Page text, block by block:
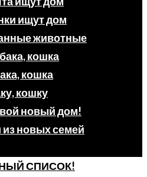
ищут дом
животные
кошка
кошка
кошку
новый дом!
новых семей
СПИСОК!